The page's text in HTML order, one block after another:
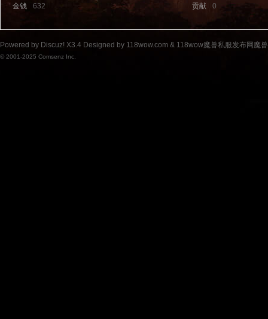
金钱
632 贡献 0
Powered by Discuz! X3.4 Designed by 118wow.com & 118wow魔兽私服发布网魔
© 2001-2025 Comsenz Inc.